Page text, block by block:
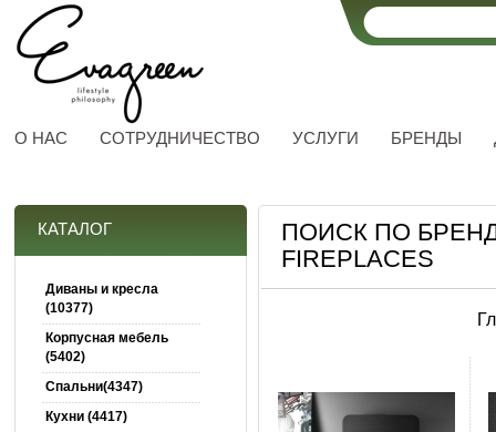
О НАС СОТРУДНИЧЕСТВО УСЛУГИ БРЕНДЫ
КАТАЛОГ
Диваны и кресла
(10377)
Корпусная мебель
(5402)
Спальни(4347)
Кухни (4417)
ПОИСК ПО
FIREPLACES